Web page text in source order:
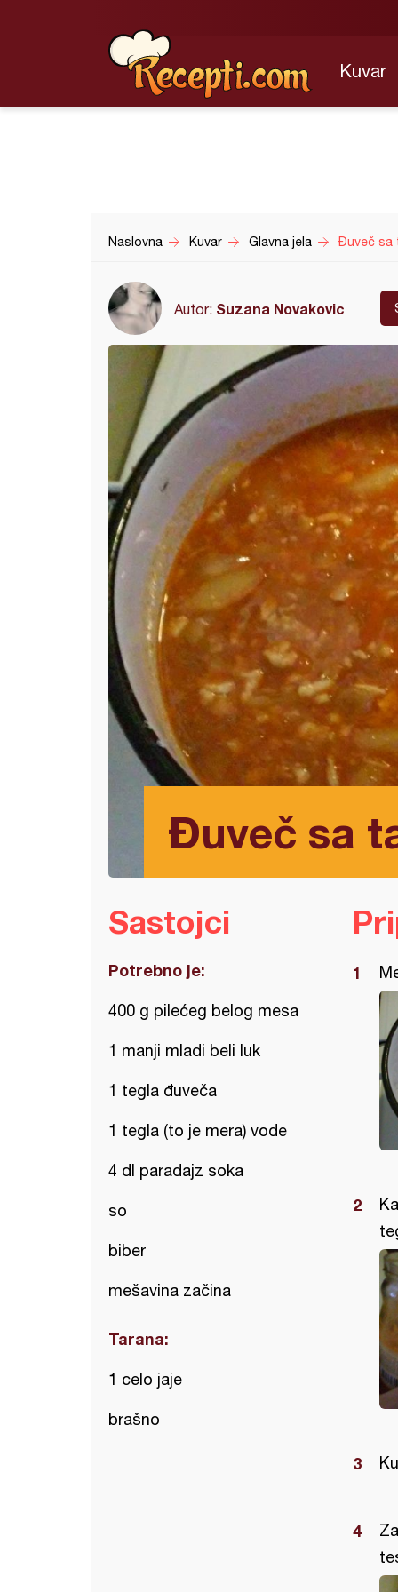
Kuvar
Naslovna Kuvar Glavna jela Đuveč sa
Autor: Suzana Novakovic
Đuveč sa
Sastojci
Potrebno je:
400 g pilećeg belog mesa
1 manji mladi beli luk
1 tegla đuveča
1 tegla (to je mera) vode
4 dl paradajz soka
so
biber
mešavina začina
Tarana:
1 celo jaje
brašno